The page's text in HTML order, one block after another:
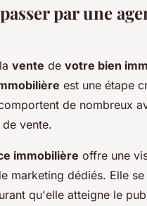
par une
vente de votre bien
est une étape
de nombreux
vente.
immobilière offre une
marketing dédiés. Elle
qu'elle atteigne le